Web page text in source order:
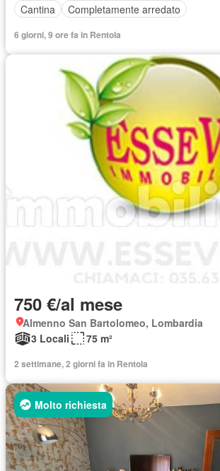
Cantina
Completamente arredato
6 giorni, 9 ore fa in Rentola
750 €/al mese
Almenno San Bartolomeo, Lombardia
3 Locali
75 m²
2 settimane, 2 giorni fa in Rentola
Molto richiesta